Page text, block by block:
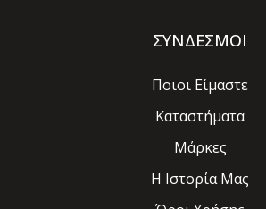
ΣΥΝΔΕΣΜΟΙ
Ποιοι Είμαστε
Καταστήματα
Μάρκες
Η Ιστορία Μας